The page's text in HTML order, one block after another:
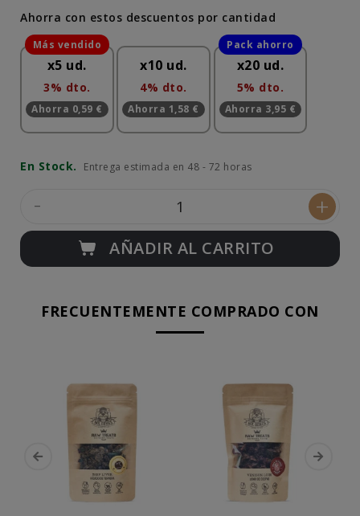
Ahorra con estos descuentos por cantidad
x5 ud.
3% dto.
Ahorra 0,59 €
x10 ud.
4% dto.
Ahorra 1,58 €
x20 ud.
5% dto.
Ahorra 3,95 €
En Stock. Entrega estimada en 48 - 72 horas
- +
AÑADIR AL CARRITO
FRECUENTEMENTE COMPRADO CON